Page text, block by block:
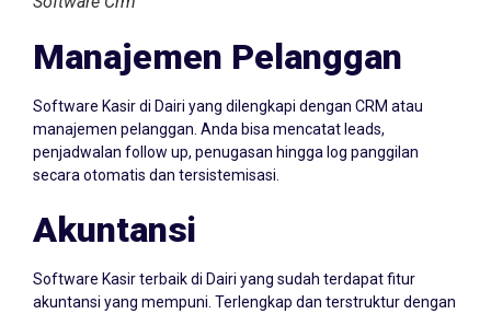
Manajemen Pelanggan
manajemen pelanggan. Anda bisa mencatat leads,
penjadwalan follow up, penugasan hingga log panggilan
secara otomatis dan tersistemisasi.
Akuntansi
akuntansi yang mempuni. Terlengkap dan terstruktur dengan
mapping akuntansi yang komplit.